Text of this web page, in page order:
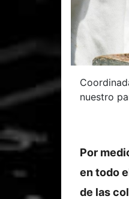
nuestro
Por
en todo
de las